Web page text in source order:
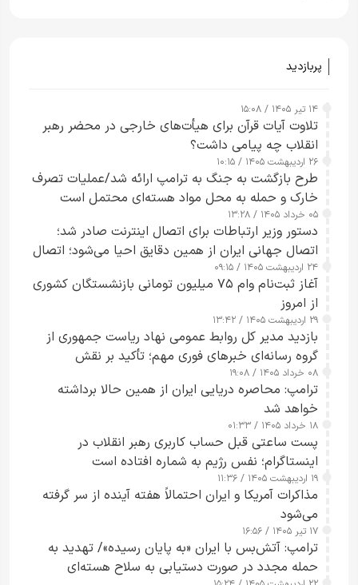
پربازدید
۱۴ تیر ۱۴۰۵ / ۱۵:۰۸
تلاوت آیات قرآن برای هیأت‌های خارجی در محضر رهبر
انقلاب چه پیامی داشت؟
۲۶ اردیبهشت ۱۴۰۵ / ۱۰:۱۵
طرح‌ بازگشت به جنگ به ترامپ ارائه شد/عملیات تصرف
خارک و حمله به محل مواد هسته‌ای محتمل است
۰۵ خرداد ۱۴۰۵ / ۱۳:۲۸
دستور وزیر ارتباطات برای اتصال اینترنت صادر شد؛
اتصال جهانی ایران از همین دقایق احیا می‌شود؛ اتصال
کامل مردم تا ۲۴ ساعت آینده
۲۴ اردیبهشت ۱۴۰۵ / ۰۹:۱۵
آغاز ثبت‌نام وام ۷۵ میلیون تومانی بازنشستگان کشوری
از امروز
۲۹ اردیبهشت ۱۴۰۵ / ۱۳:۴۲
بازدید مدیر کل روابط عمومی نهاد ریاست جمهوری از
گروه رسانه‌ای خبرهای فوری مهم؛ تأکید بر نقش
رسانه‌های هوشمند و مسئول در ارتقای آگاهی عمومی
۰۸ خرداد ۱۴۰۵ / ۱۹:۰۸
ترامپ: محاصره دریایی ایران از همین حالا برداشته
خواهد شد
۱۸ خرداد ۱۴۰۵ / ۰۱:۳۳
پست ساعتی قبل حساب کاربری رهبر انقلاب در
اینستاگرام؛ نفس رژیم به شماره افتاده است​
۱۹ اردیبهشت ۱۴۰۵ / ۱۱:۳۶
مذاکرات آمریکا و ایران احتمالاً هفته آینده از سر گرفته
می‌شود
۱۷ تیر ۱۴۰۵ / ۱۶:۵۶
ترامپ: آتش‌بس با ایران «به پایان رسیده»/ تهدید به
حمله مجدد در صورت دستیابی به سلاح هسته‌ای